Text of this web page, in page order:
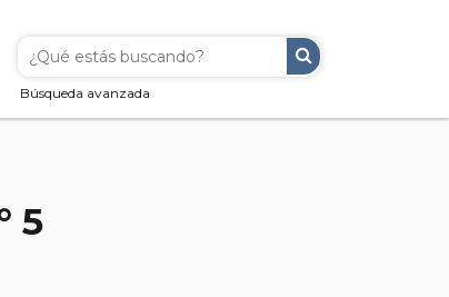
Búsqueda avanzada
5